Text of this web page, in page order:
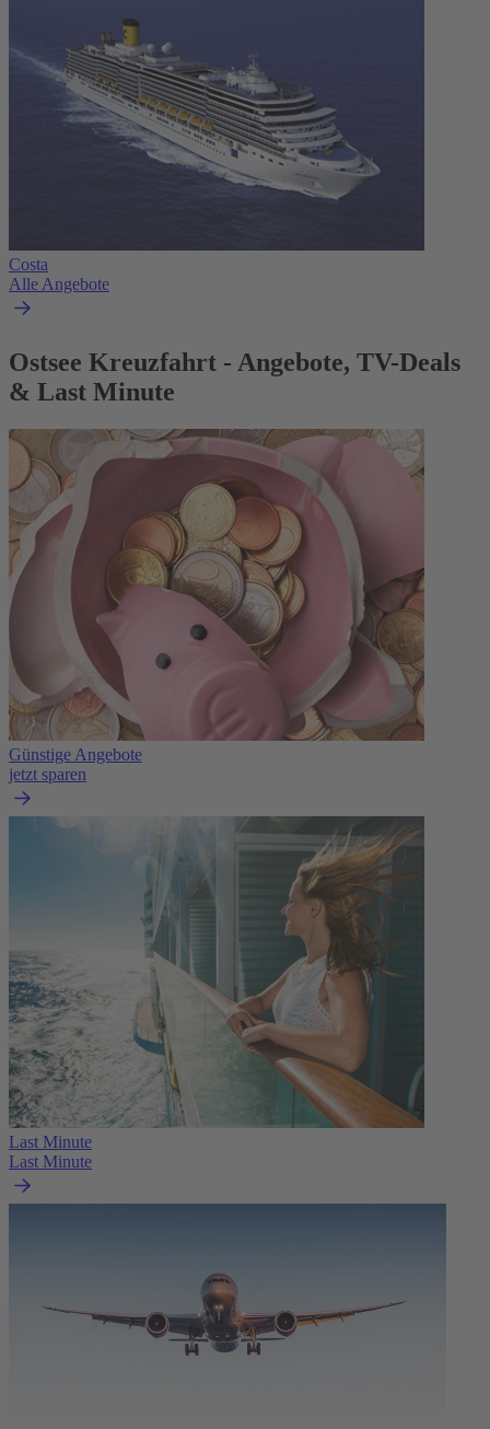
Costa
Alle Angebote
Ostsee Kreuzfahrt - Angebote, TV-Deals
& Last Minute
Günstige Angebote
jetzt sparen
Last Minute
Last Minute